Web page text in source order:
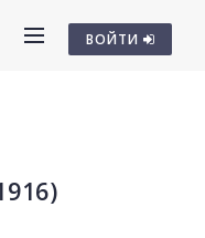
ВОЙТИ